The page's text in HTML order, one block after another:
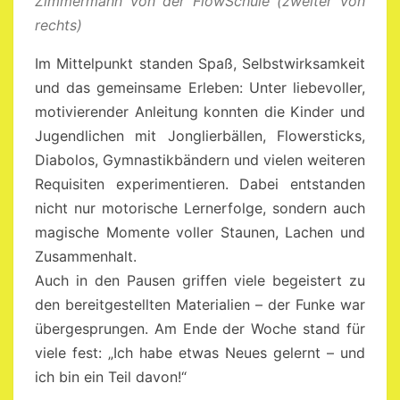
rechts)
Im Mittelpunkt standen Spaß, Selbstwirksamkeit
und das gemeinsame Erleben: Unter liebevoller,
motivierender Anleitung konnten die Kinder und
Jugendlichen mit Jonglierbällen, Flowersticks,
Diabolos, Gymnastikbändern und vielen weiteren
Requisiten experimentieren. Dabei entstanden
nicht nur motorische Lernerfolge, sondern auch
magische Momente voller Staunen, Lachen und
Zusammenhalt.
Auch in den Pausen griffen viele begeistert zu
den bereitgestellten Materialien – der Funke war
übergesprungen. Am Ende der Woche stand für
viele fest: „Ich habe etwas Neues gelernt – und
ich bin ein Teil davon!“